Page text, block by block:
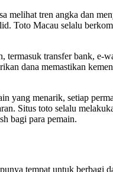
melihat tren angka dan
Toto Macau selalu
termasuk transfer bank, e-
dana memastikan
yang menarik, setiap
Situs toto selalu
bagi para pemain.
tempat untuk berbagi